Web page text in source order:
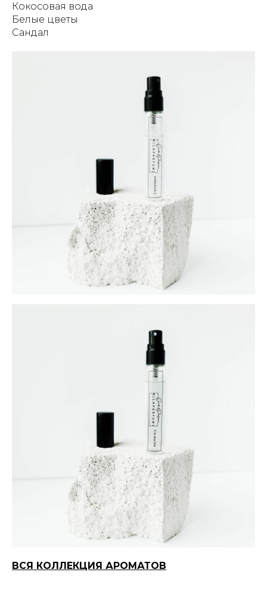
Кокосовая вода
Белые цветы
Сандал
ВСЯ КОЛЛЕКЦИЯ АРОМАТОВ